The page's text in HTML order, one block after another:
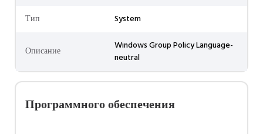
Тип
System
Описание
Windows Group Policy Language-
neutral
Программного обеспечения